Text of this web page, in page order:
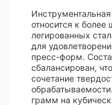
относится к
легированных
для
пресс-форм.
сбалансирован,
сочетание
грамм на